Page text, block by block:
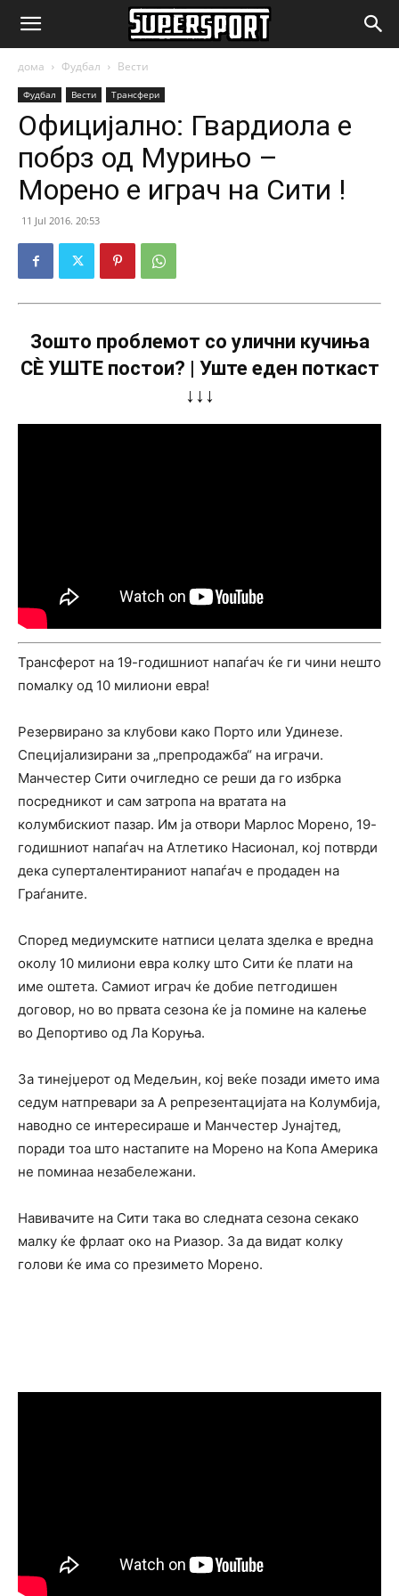
SuperSport.mk
дома Фудбал Вести
Фудбал Вести Трансфери
Официјално: Гвардиола е
побрз од Мурињо –
Морено е играч на Сити !
11 Jul 2016. 20:53
Зошто проблемот со улични кучиња
СÈ УШТЕ постои? | Уште еден поткаст
↓↓↓
Трансферот на 19-годишниот напаѓач ќе ги чини нешто
помалку од 10 милиони евра!
Резервирано за клубови како Порто или Удинезе.
Специјализирани за „препродажба“ на играчи.
Манчестер Сити очигледно се реши да го избрка
посредникот и сам затропа на вратата на
колумбискиот пазар. Им ја отвори Марлос Морено, 19-
годишниот напаѓач на Атлетико Насионал, кој потврди
дека суперталентираниот напаѓач е продаден на
Граѓаните.
Според медиумските натписи целата зделка е вредна
околу 10 милиони евра колку што Сити ќе плати на
име оштета. Самиот играч ќе добие петгодишен
договор, но во првата сезона ќе ја помине на калење
во Депортиво од Ла Коруња.
За тинејџерот од Медељин, кој веќе позади името има
седум натпревари за А репрезентацијата на Колумбија,
наводно се интересираше и Манчестер Јунајтед,
поради тоа што настапите на Морено на Копа Америка
не поминаа незабележани.
Навивачите на Сити така во следната сезона секако
малку ќе фрлаат око на Риазор. За да видат колку
голови ќе има со презимето Морено.